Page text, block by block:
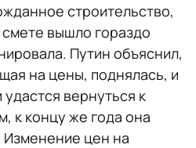
строительство,
вышло гораздо
Путин объяснил,
на цены, поднялась, и
вернуться к
к концу же года она
Изменение цен на